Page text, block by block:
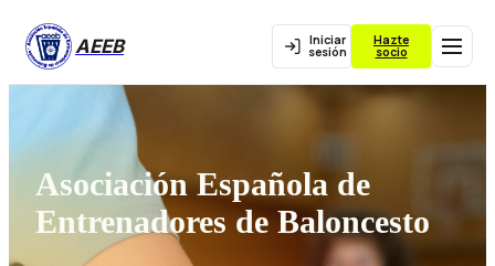
AEEB Iniciar
sesión
Hazte
socio
Asociación Española de
Entrenadores de Baloncesto